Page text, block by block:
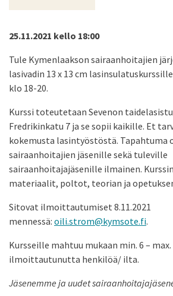
25.11.2021 kello 18:00
Tule Kymenlaakson sairaanhoitajien
lasivadin 13 x 13 cm
klo 18-20.
Kurssi toteutetaan Sevenon
Fredrikinkatu 7 ja se sopii kaikille. Et
kokemusta lasintyöstöstä. Tapahtuma
sairaanhoitajien jäsenille sekä tuleville
sairaanhoitajajäsenille ilmainen.
materiaalit, poltot, teorian ja
Sitovat ilmoittautumiset 8.11.2021
mennessä: oili.strom@kymsote.fi.
Kursseille mahtuu mukaan min. 6 –
ilmoittautunutta henkilöä/ ilta.
Jäsenemme ja uudet